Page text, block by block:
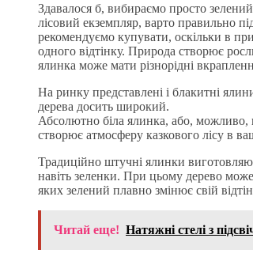
Здавалося б, вибираємо просто
лісовий екземпляр, варто правильно
рекомендуємо купувати, оскільки в
одного відтінку. Природа створює
ялинка може мати різнорідні
На ринку представлені і блакитні
дерева досить широкий.
Абсолютно біла ялинка, або, можливо,
створює атмосферу казкового лісу в
Традиційно штучні ялинки
навіть зеленки. При цьому дерево
яких зелений плавно змінює свій
Читай еще! Натяжні стелі з